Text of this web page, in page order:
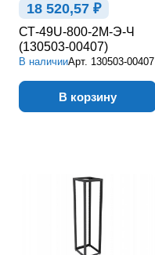
18 520,57 ₽
СТ-49U-800-2М-Э-Ч
(130503-00407)
В наличииАрт. 130503-00407
В корзину